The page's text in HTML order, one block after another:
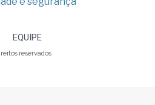
EQUIPE
reservados